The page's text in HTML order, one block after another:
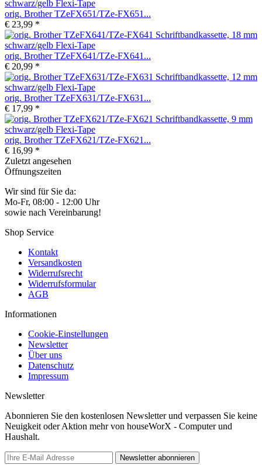
orig. Brother TZeFX651/TZe-FX651...
€ 23,99 *
orig. Brother TZeFX641/TZe-FX641...
€ 20,99 *
orig. Brother TZeFX631/TZe-FX631...
€ 17,99 *
orig. Brother TZeFX621/TZe-FX621...
€ 16,99 *
Zuletzt angesehen
Öffnungszeiten
Wir sind für Sie da:
Mo-Fr, 08:00 - 12:00 Uhr
sowie nach Vereinbarung!
Shop Service
Kontakt
Versandkosten
Widerrufsrecht
Widerrufsformular
AGB
Informationen
Cookie-Einstellungen
Newsletter
Über uns
Datenschutz
Impressum
Newsletter
Abonnieren Sie den kostenlosen Newsletter und verpassen Sie keine
Neuigkeit oder Aktion mehr von houseWorX - Computer und
Haushalt.
Newsletter abonnieren